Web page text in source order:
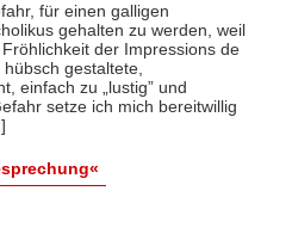
für einen galligen
gehalten zu werden, weil
der Impressions de
gestaltete,
einfach zu „lustig” und
setze ich mich bereitwillig